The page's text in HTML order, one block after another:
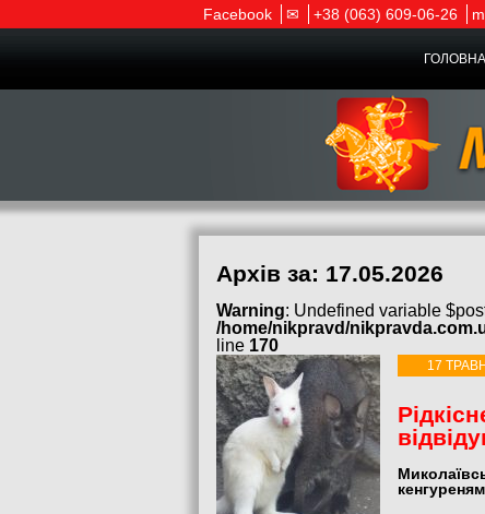
Facebook ✉ +38 (063) 609-06-26
Архів за: 17.05.2026
Warning: Undefined variable
/home/nikpravd/
line 170
17